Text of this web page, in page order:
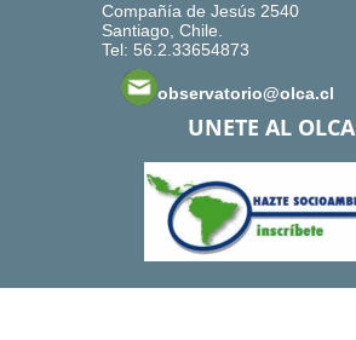
Compañía de Jesús 2540
Santiago, Chile.
Tel: 56.2.33654873
observatorio@olca.cl
UNETE AL OLCA